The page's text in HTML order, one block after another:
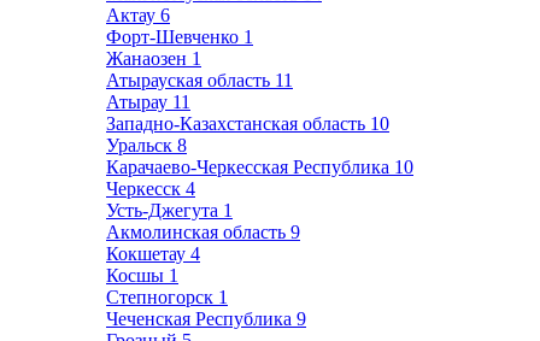
Актау 6
Форт-Шевченко 1
Жанаозен 1
Атырауская область 11
Атырау 11
Западно-Казахстанская область 10
Уральск 8
Карачаево-Черкесская Республика 10
Черкесск 4
Усть-Джегута 1
Акмолинская область 9
Кокшетау 4
Косшы 1
Степногорск 1
Чеченская Республика 9